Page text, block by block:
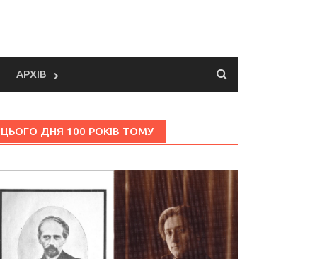
АРХІВ
ЦЬОГО ДНЯ 100 РОКІВ ТОМУ